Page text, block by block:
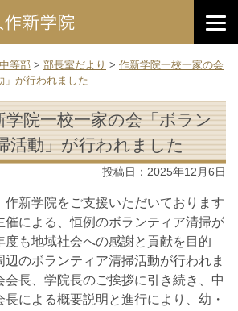
中等部 > 部長室だより > 作新学院一校一家の会
」が行われました
学院一校一家の会「ボラン
活動」が行われました
投稿日： 2025年12月6日
作新学院をご支援いただいております
催による、恒例のボランティア清掃が
度も地域社会への感謝と貢献を目的
辺のボランティア清掃活動が行われま
会長、学院長のご挨拶に引き続き、中
による概要説明と進行により、幼・